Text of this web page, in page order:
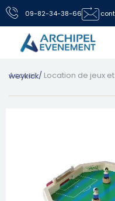
09-82-34-38-66
Accueil/ Location de jeux
/ Jeu du weykick